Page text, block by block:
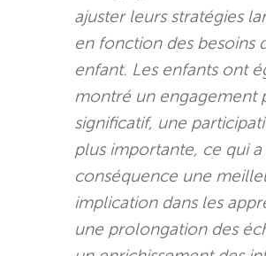
ajuster leurs stratégies
en fonction des besoins
enfant. Les enfants ont
montré un engagement
significatif, une
plus importante, ce qui
conséquence une
implication dans les
une prolongation des